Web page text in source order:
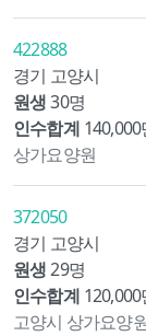
422888
경기 고양시
원생 30명
인수합계 140,000
상가요양원
372050
경기 고양시
원생 29명
인수합계 120,000
고양시 상가요양